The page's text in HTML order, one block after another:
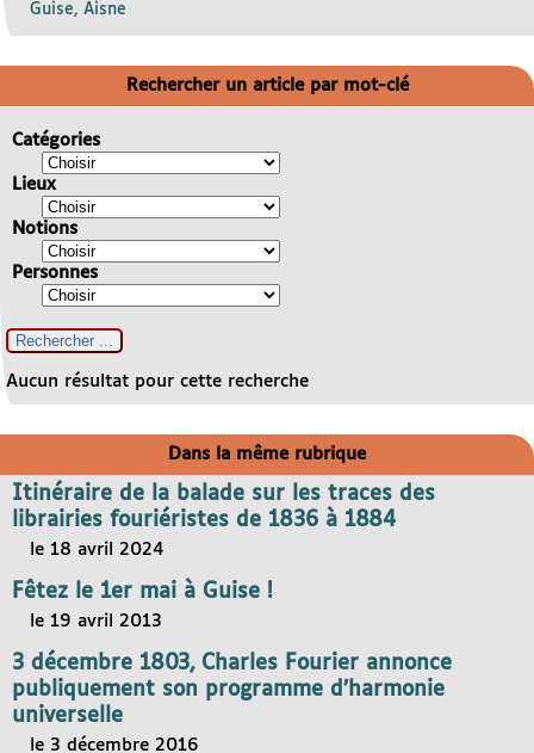
Guise, Aisne
Rechercher un article par mot-clé
Catégories
Lieux
Notions
Personnes
Aucun résultat pour cette recherche
Dans la même rubrique
Itinéraire de la balade sur les traces des
librairies fouriéristes de 1836 à 1884
le 18 avril 2024
Fêtez le 1er mai à Guise !
le 19 avril 2013
3 décembre 1803, Charles Fourier annonce
publiquement son programme d’harmonie
universelle
le 3 décembre 2016